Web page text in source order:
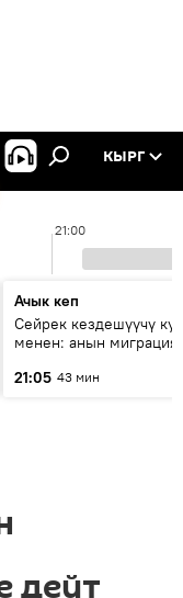
КЫРГ
21:00
Ачык кеп
Сейрек кездешүүчү
менен: анын
21:05 43 мин
дейт